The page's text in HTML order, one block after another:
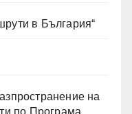
в България“
на